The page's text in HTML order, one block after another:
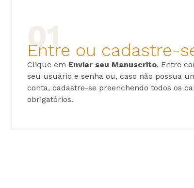
Entre ou cadastre-
Clique em Enviar seu Manuscrito. Entre
seu usuário e senha ou, caso não possua
conta, cadastre-se preenchendo todos os
obrigatórios.